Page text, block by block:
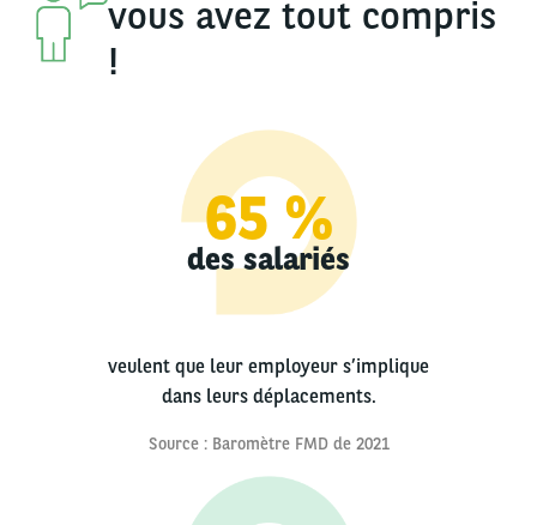
vous avez tout compris
!
65 %
des salariés
veulent que leur employeur s’implique
dans leurs déplacements.
Source : Baromètre FMD de 2021